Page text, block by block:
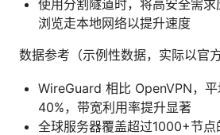
使用分割隧道时，将高安全需
浏览走本地网络以提升速度
数据参考（示例性数据，实际以官
WireGuard 相比 OpenVPN，
40%，带宽利用率提升显著
全球服务器覆盖超过1000+节